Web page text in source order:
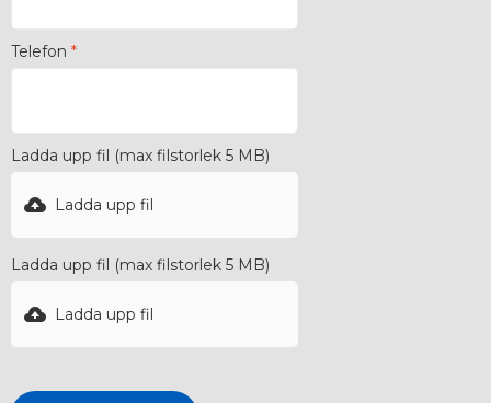
Telefon *
Ladda upp fil (max filstorlek 5 MB)
Ladda upp fil
Ladda upp fil (max filstorlek 5 MB)
Ladda upp fil